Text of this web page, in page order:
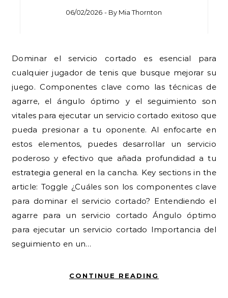
06/02/2026 - By Mia Thornton
Dominar el servicio cortado es esencial para
cualquier jugador de tenis que busque mejorar su
juego. Componentes clave como las técnicas de
agarre, el ángulo óptimo y el seguimiento son
vitales para ejecutar un servicio cortado exitoso que
pueda presionar a tu oponente. Al enfocarte en
estos elementos, puedes desarrollar un servicio
poderoso y efectivo que añada profundidad a tu
estrategia general en la cancha. Key sections in the
article: Toggle ¿Cuáles son los componentes clave
para dominar el servicio cortado? Entendiendo el
agarre para un servicio cortado Ángulo óptimo
para ejecutar un servicio cortado Importancia del
seguimiento en un…
CONTINUE READING